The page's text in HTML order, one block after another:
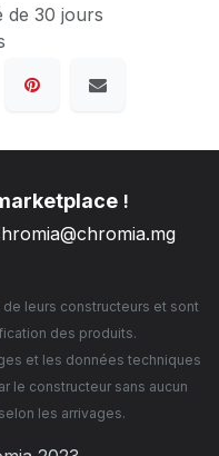
de 30 jours
!
.mg
leurs constructeurs et sont
des produits.
et les données techniques
le constructeur sans aucun
les arrivages.